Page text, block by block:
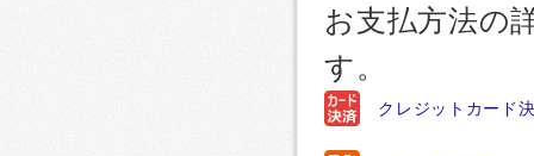
お支払方法の
す。
クレジットカード